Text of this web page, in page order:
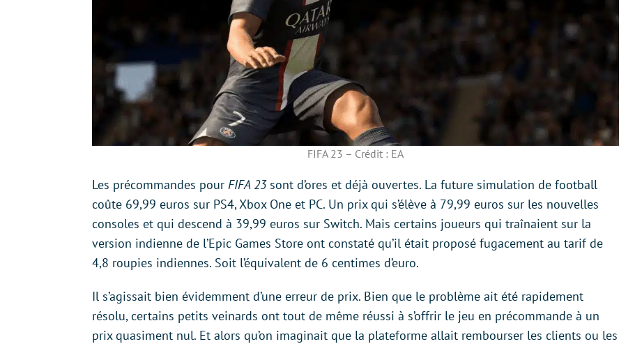
FIFA 23 – Crédit : EA
Les précommandes pour FIFA 23sont d’ores et déjà ouvertes. La future simulation de football
coûte 69,99 euros sur PS4, Xbox One et PC. Un prix qui s’élève à 79,99 euros sur les nouvelles
consoles et qui descend à 39,99 euros sur Switch. Mais certains joueurs qui traînaient sur la
version indienne de l’Epic Games Store ont constaté qu’il était proposé fugacement au tarif de
4,8 roupies indiennes. Soit l’équivalent de 6 centimes d’euro.
Il s’agissait bien évidemment d’une erreur de prix. Bien que le problème ait été rapidement
résolu, certains petits veinards ont tout de même réussi à s’offrir le jeu en précommande à un
prix quasiment nul. Et alors qu’on imaginait que la plateforme allait rembourser les clients ou les